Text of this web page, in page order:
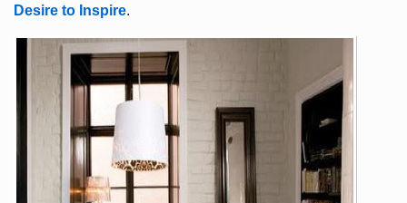
Desire to Inspire.